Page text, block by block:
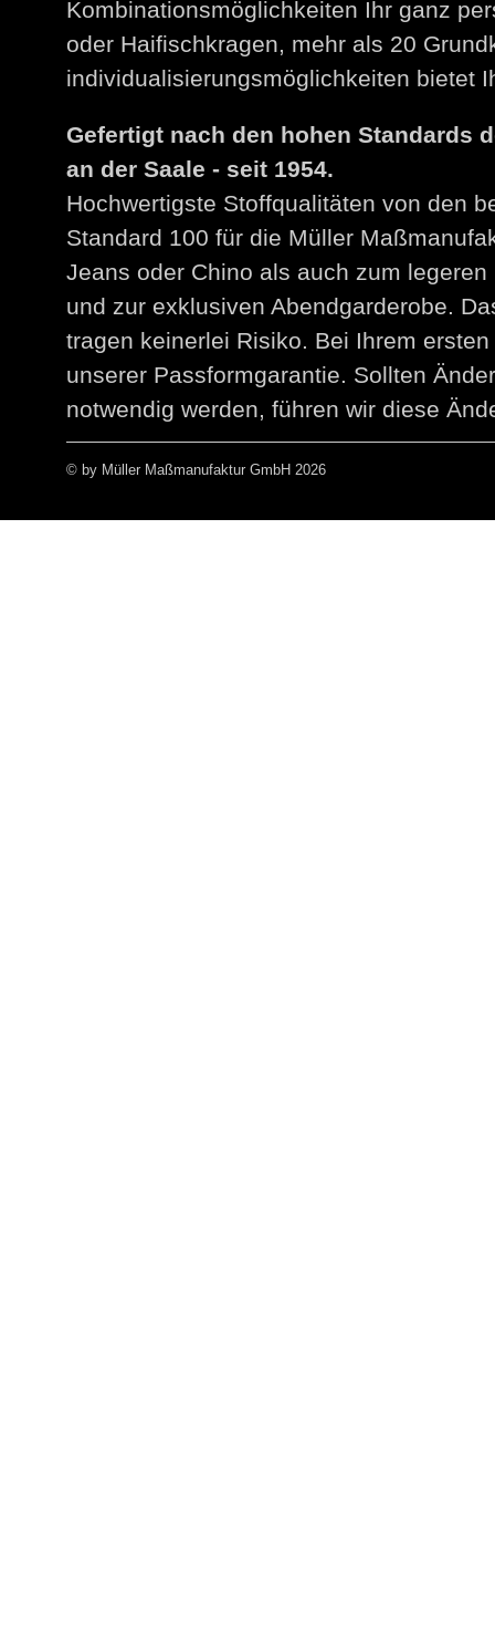
Kombinationsmöglichkeiten Ihr ganz
oder Haifischkragen, mehr als 20
individualisierungsmöglichkeiten bietet
Gefertigt nach den hohen Standards
an der Saale - seit 1954.
Hochwertigste Stoffqualitäten von den
Standard 100 für die Müller
Jeans oder Chino als auch zum
und zur exklusiven Abendgarderobe.
tragen keinerlei Risiko. Bei Ihrem
unserer Passformgarantie. Sollten
notwendig werden, führen wir diese
© by Müller Maßmanufaktur GmbH 2026